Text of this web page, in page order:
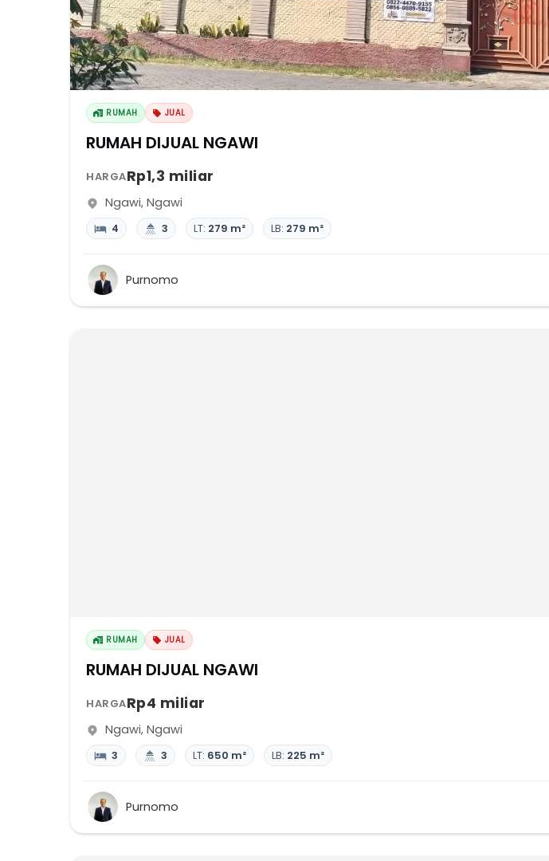
RUMAH JUAL
RUMAH DIJUAL NGAWI
HARGARp1,3 miliar
Ngawi, Ngawi
4 3 LT: 279 m² LB: 279 m²
Purnomo
RUMAH JUAL
RUMAH DIJUAL NGAWI
HARGARp4 miliar
Ngawi, Ngawi
3 3 LT: 650 m² LB: 225 m²
Purnomo